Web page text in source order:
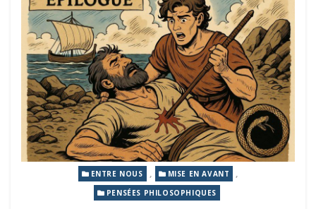
ENTRE NOUS , MISE EN AVANT ,
PENSÉES PHILOSOPHIQUES